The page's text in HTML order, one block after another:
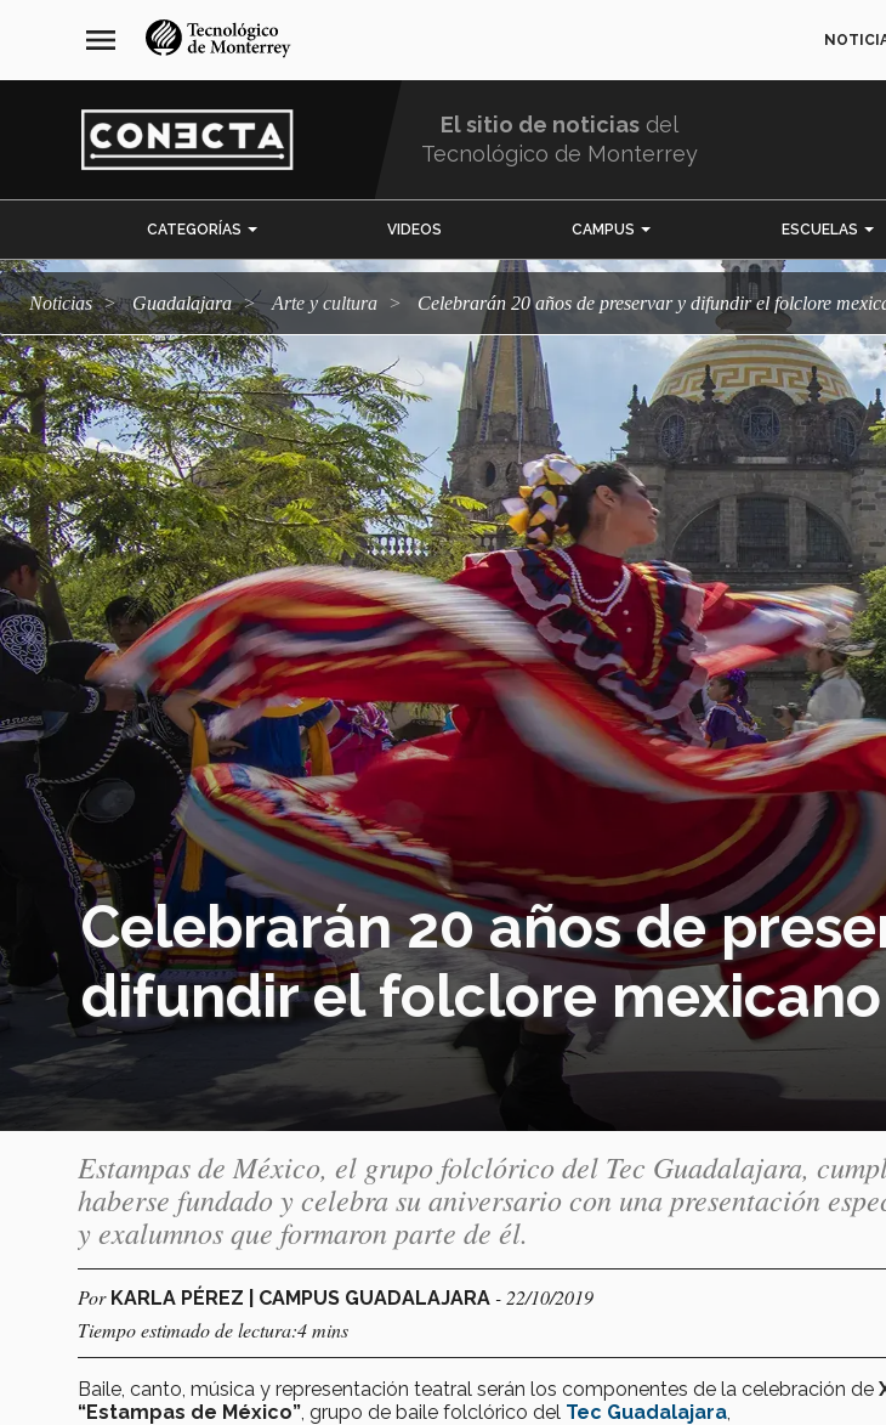
navegación
principal
menu
El sitio de noticias del
Tecnológico de Monterrey
CATEGORÍAS VIDEOS CAMPUS ESCUELAS
Noticias Guadalajara arte y cultura Celebrarán 20 años de preservar y difundir el folclore
Celebrarán 20 años de
difundir el folclore mexicano
Estampas de México, el grupo folclórico del Tec Guadalajara,
haberse fundado y celebra su aniversario con una presentación
y exalumnos que formaron parte de él.
Por KARLA PÉREZ | CAMPUS GUADALAJARA - 22/10/2019
Tiempo estimado de lectura:4 mins
Baile, canto, música y representación teatral serán los componentes de la celebración de
“Estampas de México” , grupo de baile folclórico del Tec Guadalajara